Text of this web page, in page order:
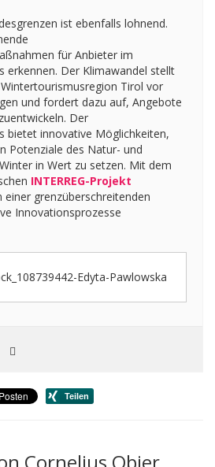
ist ebenfalls lohnend.
für Anbieter im
erkennen. Der Klimawandel stellt
Tirol vor
und fordert dazu auf, Angebote
Der
bietet innovative Möglichkeiten,
Potenziale des Natur- und
in Wert zu setzen. Mit dem
INTERREG-Projekt
einer grenzüberschreitenden
Innovationsprozesse
Edyta-Pawlowska